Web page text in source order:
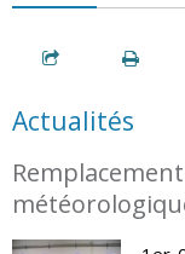
Actualités